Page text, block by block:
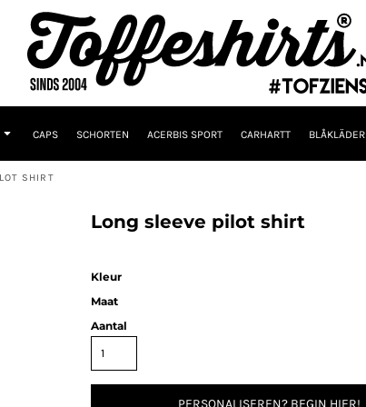
CAPS SCHORTEN ACERBIS SPORT CARHARTT BLÅKLÄDER
SHIRT
Long sleeve pilot shirt
Kleur
Maat
Aantal
PERSONALISEREN? BEGIN HIER!